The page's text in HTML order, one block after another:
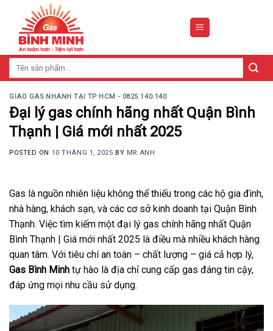
content
GIAO GAS NHANH TẠI TP HCM - 0825.140.140
Đại lý gas chính hãng nhất Quận Bình
Thạnh | Giá mới nhất 2025
POSTED ON 10 THÁNG 1, 2025 BY MR ANH
Gas là nguồn nhiên liệu không thể thiếu trong các hộ gia đình,
nhà hàng, khách sạn, và các cơ sở kinh doanh tại Quận Bình
Thạnh. Việc tìm kiếm một đại lý gas chính hãng nhất Quận
Bình Thạnh | Giá mới nhất 2025 là điều mà nhiều khách hàng
quan tâm. Với tiêu chí an toàn – chất lượng – giá cả hợp lý,
Gas Bình Minh tự hào là địa chỉ cung cấp gas đáng tin cậy,
đáp ứng mọi nhu cầu sử dụng.